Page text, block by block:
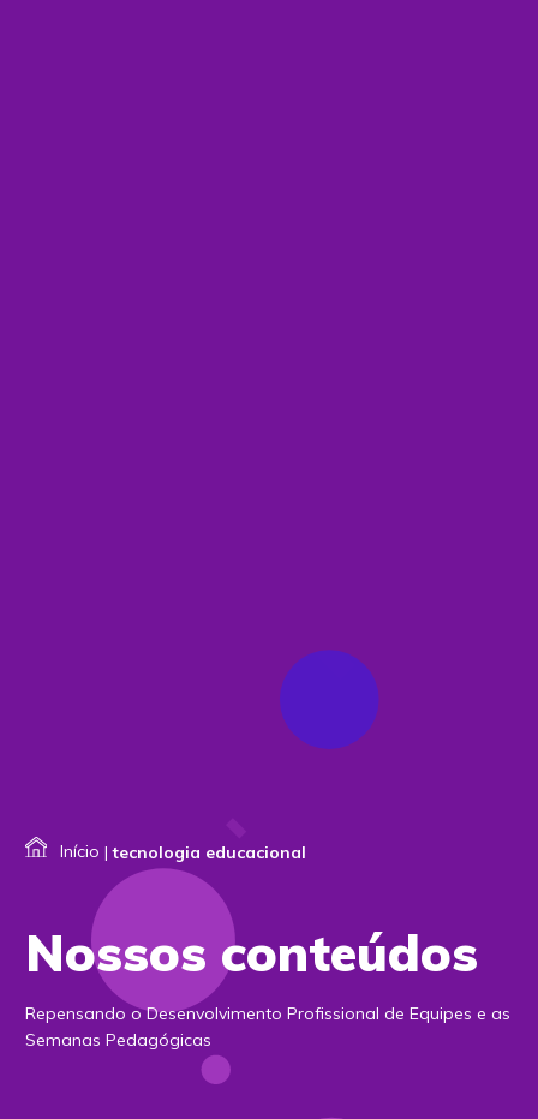
Início |tecnologia educacional
Nossos conteúdos
Repensando o Desenvolvimento Profissional de Equipes e as
Semanas Pedagógicas